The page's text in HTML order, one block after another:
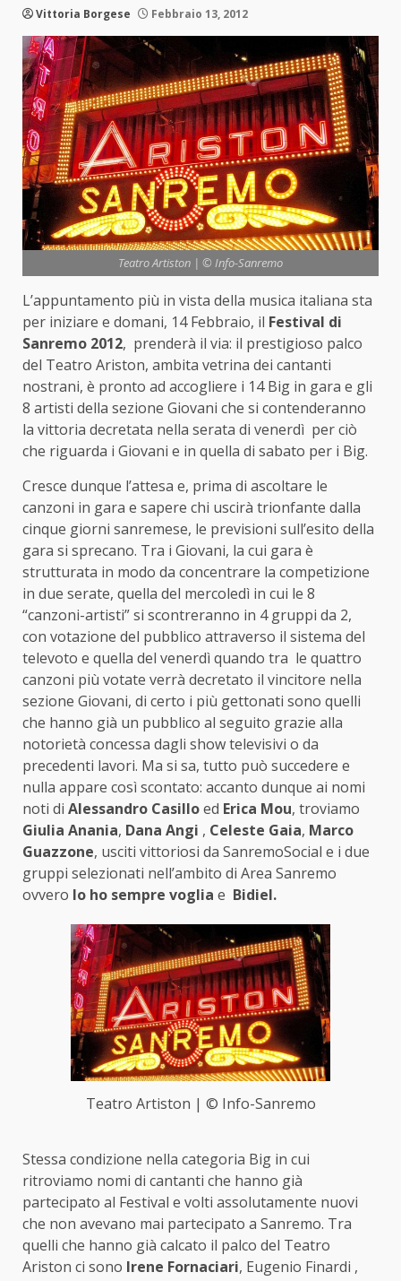
Vittoria Borgese Febbraio 13, 2012
Teatro Artiston | © Info-Sanremo
L’appuntamento più in vista della musica italiana sta
per iniziare e domani, 14 Febbraio, il Festival di
Sanremo 2012, prenderà il via: il prestigioso palco
del Teatro Ariston, ambita vetrina dei cantanti
nostrani, è pronto ad accogliere i 14 Big in gara e gli
8 artisti della sezione Giovani che si contenderanno
la vittoria decretata nella serata di venerdì per ciò
che riguarda i Giovani e in quella di sabato per i Big.
Cresce dunque l’attesa e, prima di ascoltare le
canzoni in gara e sapere chi uscirà trionfante dalla
cinque giorni sanremese, le previsioni sull’esito della
gara si sprecano. Tra i Giovani, la cui gara è
strutturata in modo da concentrare la competizione
in due serate, quella del mercoledì in cui le 8
“canzoni-artisti” si scontreranno in 4 gruppi da 2,
con votazione del pubblico attraverso il sistema del
televoto e quella del venerdì quando tra le quattro
canzoni più votate verrà decretato il vincitore nella
sezione Giovani, di certo i più gettonati sono quelli
che hanno già un pubblico al seguito grazie alla
notorietà concessa dagli show televisivi o da
precedenti lavori. Ma si sa, tutto può succedere e
nulla appare così scontato: accanto dunque ai nomi
noti di Alessandro Casilloed Erica Mou, troviamo
Giulia Anania, Dana Angi , Celeste Gaia, Marco
Guazzone, usciti vittoriosi da SanremoSocial e i due
gruppi selezionati nell’ambito di Area Sanremo
ovvero Io ho sempre voglia e Bidiel.
Teatro Artiston | © Info-Sanremo
Stessa condizione nella categoria Big in cui
ritroviamo nomi di cantanti che hanno già
partecipato al Festival e volti assolutamente nuovi
che non avevano mai partecipato a Sanremo. Tra
quelli che hanno già calcato il palco del Teatro
Ariston ci sono Irene Fornaciari, Eugenio Finardi ,